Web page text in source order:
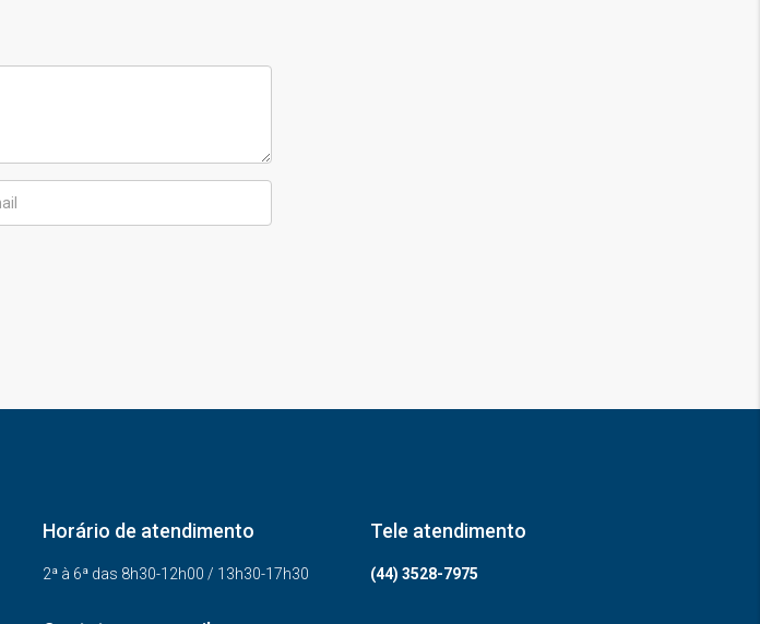
Horário de atendimento
2ª à 6ª das 8h30-12h00 / 13h30-17h30
Tele atendimento
(44) 3528-7975